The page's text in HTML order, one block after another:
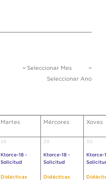
Seleccionar Mes
Seleccionar Ano
Martes Mércores Xoves
28
Ktorce-18 -
Solicitud
Didácticas
29
Ktorce-18 -
Solicitud
Didácticas
30
Ktorce-